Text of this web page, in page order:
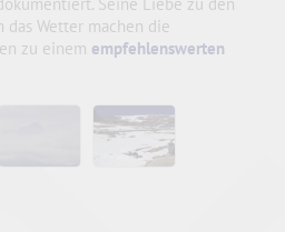
das Wetter machen die
zu einem empfehlenswerten